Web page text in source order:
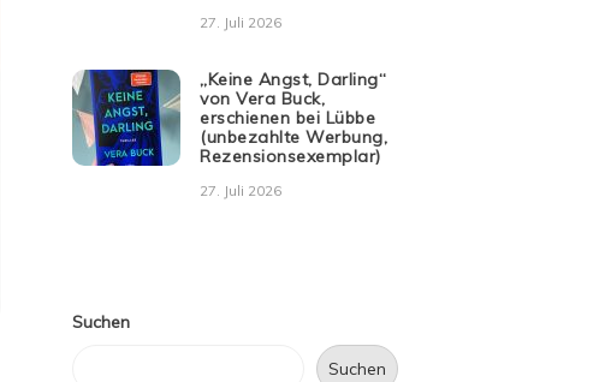
27. Juli 2026
„Keine Angst, Darling“
von Vera Buck,
erschienen bei Lübbe
(unbezahlte Werbung,
Rezensionsexemplar)
27. Juli 2026
Suchen
Suchen